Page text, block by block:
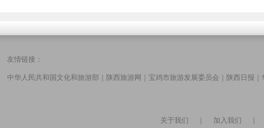
友情链接：
中华人民共和国文化和旅游部 陕西旅游网 宝鸡市旅游发展委员会 陕西日报
关于我们 加入我们